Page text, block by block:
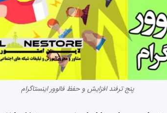
پنج ترفند افزایش و حفظ فالوور اینستاگرام